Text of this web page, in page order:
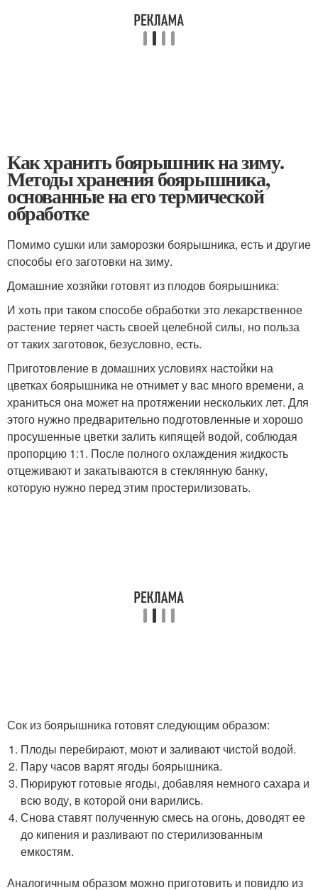
Как хранить боярышник на зиму.
Методы хранения боярышника,
основанные на его термической
обработке
Помимо сушки или заморозки боярышника, есть и другие
способы его заготовки на зиму.
Домашние хозяйки готовят из плодов боярышника:
И хоть при таком способе обработки это лекарственное
растение теряет часть своей целебной силы, но польза
от таких заготовок, безусловно, есть.
Приготовление в домашних условиях настойки на
цветках боярышника не отнимет у вас много времени, а
храниться она может на протяжении нескольких лет. Для
этого нужно предварительно подготовленные и хорошо
просушенные цветки залить кипящей водой, соблюдая
пропорцию 1:1. После полного охлаждения жидкость
отцеживают и закатываются в стеклянную банку,
которую нужно перед этим простерилизовать.
Сок из боярышника готовят следующим образом:
Плоды перебирают, моют и заливают чистой водой.
Пару часов варят ягоды боярышника.
Пюрируют готовые ягоды, добавляя немного сахара и
всю воду, в которой они варились.
Снова ставят полученную смесь на огонь, доводят ее
до кипения и разливают по стерилизованным
емкостям.
Аналогичным образом можно приготовить и повидло из